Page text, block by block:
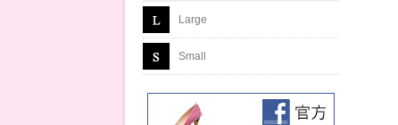
Large
Small